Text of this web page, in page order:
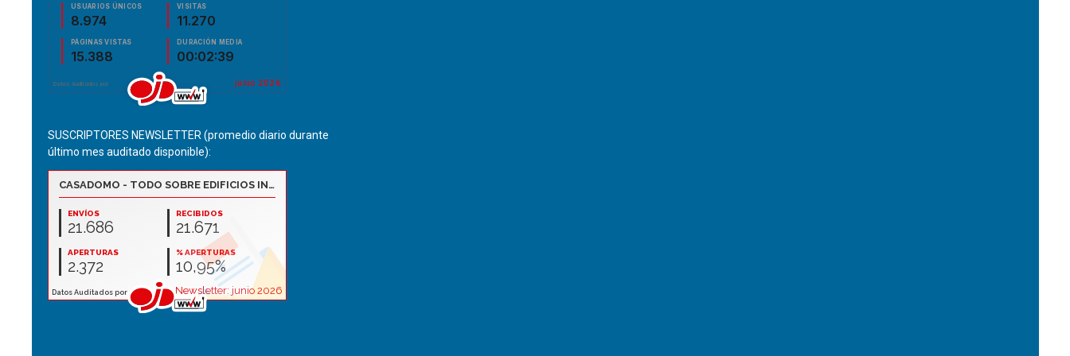
SUSCRIPTORES NEWSLETTER (promedio diario durante
último mes auditado disponible):